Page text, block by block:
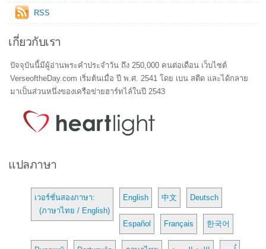
RSS
เกี่ยวกับเรา
ปัจจุบันนี้มีผู้อ่านพระคำประจำวัน ถึง 250,000 คนต่อเดือน เว็บไซต์
VerseoftheDay.com เริ่มต้นเมื่อ ปี พ.ศ. 2541 โดย เบน สตีด และได้กลาย
มาเป็นส่วนหนึ่งของเครือข่ายฮาร์ทไล์ในปี 2543
แปลภาษา
เวอร์ชั่นสองภาษา:
(ภาษาไทย / English)
English 中文 Deutsch
Español Français 한국어